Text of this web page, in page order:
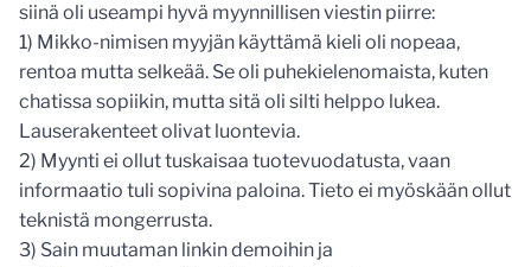
siinä oli useampi hyvä myynnillisen viestin piirre:
1) Mikko-nimisen myyjän käyttämä kieli oli nopeaa,
rentoa mutta selkeää. Se oli puhekielenomaista, kuten
chatissa sopiikin, mutta sitä oli silti helppo lukea.
Lauserakenteet olivat luontevia.
2) Myynti ei ollut tuskaisaa tuotevuodatusta, vaan
informaatio tuli sopivina paloina. Tieto ei myöskään ollut
teknistä mongerrusta.
3) Sain muutaman linkin demoihin ja